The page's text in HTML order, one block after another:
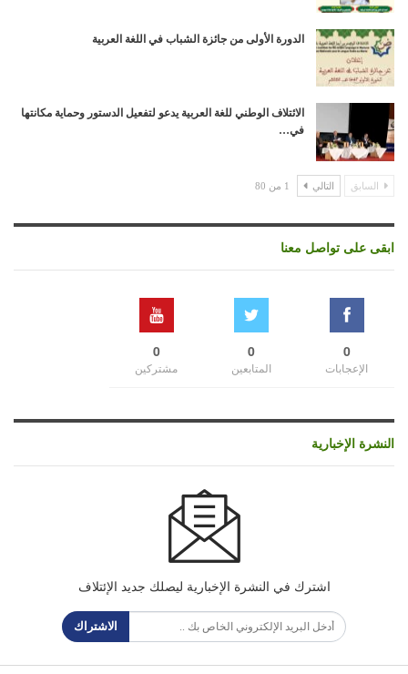
الدورة الأولى من جائزة الشباب في اللغة العربية
الائتلاف الوطني للغة العربية يدعو لتفعيل الدستور وحماية مكانتها
في…
السابق التالي 1 من 80
ابقى على تواصل معنا
0
الإعجابات
0
المتابعين
0
مشتركين
النشرة الإخبارية
اشترك في النشرة الإخبارية ليصلك جديد الإئتلاف
الاشتراك